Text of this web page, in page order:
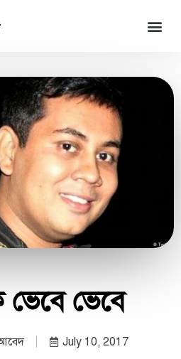
ভেবে
July 10, 2017